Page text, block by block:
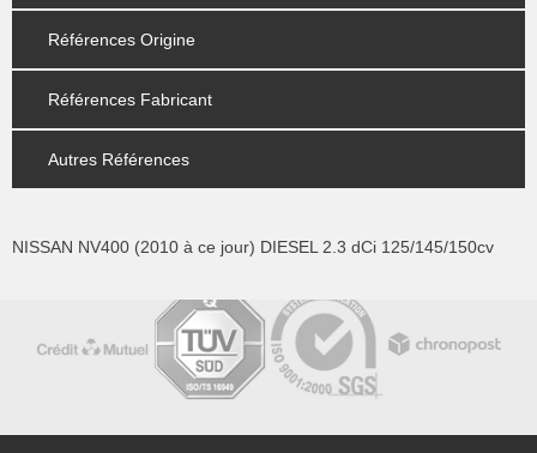
Références Origine
Références Fabricant
Autres Références
NISSAN NV400 (2010 à ce jour) DIESEL 2.3 dCi 125/145/150cv